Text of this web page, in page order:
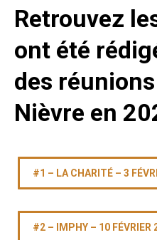
Retrouvez
ont été
des
Nièvre en
#1 – LA CHARITÉ – 3
#2 – IMPHY – 10 FÉVRIER